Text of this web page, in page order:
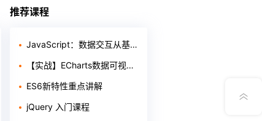
推荐课程
JavaScript：数据交互从基础到进阶
【实战】ECharts数据可视化之疫情实时监控展示
ES6新特性重点讲解
jQuery 入门课程